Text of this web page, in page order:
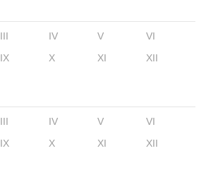
III IV V
VI
IX X XI XII
III IV V
VI
IX X XI XII